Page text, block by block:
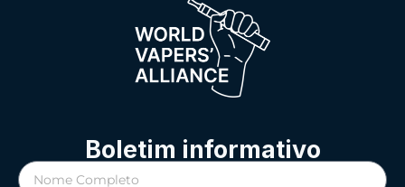
Boletim informativo